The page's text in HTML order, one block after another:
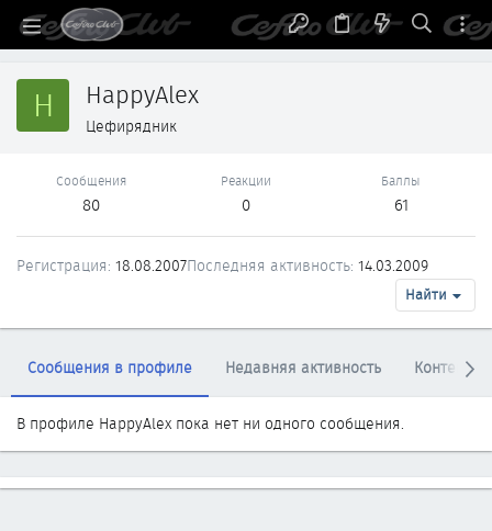
H HappyAlex
Цефирядник
Сообщения
80
Реакции
0
Баллы
61
Регистрация 18.08.2007Последняя активность 14.03.2009
Найти
Сообщения в профиле Недавняя активность Контент
В профиле HappyAlex пока нет ни одного сообщения.